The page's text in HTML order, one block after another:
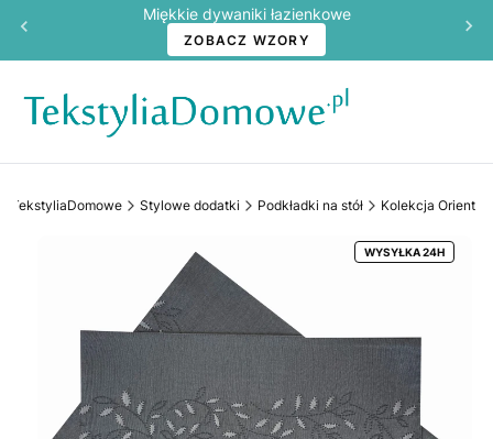
Miękkie dywaniki łazienkowe
ZOBACZ WZORY
TekstyliaDomowe Stylowe dodatki Podkładki na stół Kolekcja Orient
WYSYŁKA 24H